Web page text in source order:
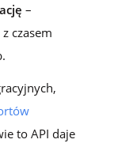
–
czasem
to API daje